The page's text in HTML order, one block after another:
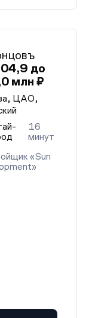
до
млн ₽
ЦАО,
16
минут
«Sun